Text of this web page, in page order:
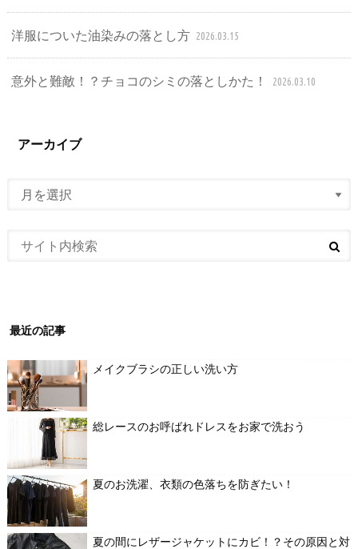
洋服についた油染みの落とし方 2026.03.15
意外と難敵！？チョコのシミの落としかた！ 2026.03.10
アーカイブ
最近の記事
メイクブラシの正しい洗い方
総レースのお呼ばれドレスをお家で洗おう
夏のお洗濯、衣類の色落ちを防ぎたい！
夏の間にレザージャケットにカビ！？その原因と対